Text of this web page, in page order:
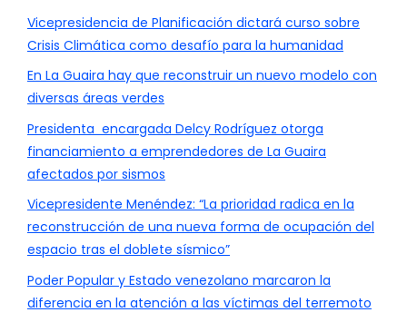
Vicepresidencia de Planificación dictará curso sobre
Crisis Climática como desafío para la humanidad
En La Guaira hay que reconstruir un nuevo modelo con
diversas áreas verdes
Presidenta encargada Delcy Rodríguez otorga
financiamiento a emprendedores de La Guaira
afectados por sismos
Vicepresidente Menéndez: “La prioridad radica en la
reconstrucción de una nueva forma de ocupación del
espacio tras el doblete sísmico”
Poder Popular y Estado venezolano marcaron la
diferencia en la atención a las víctimas del terremoto